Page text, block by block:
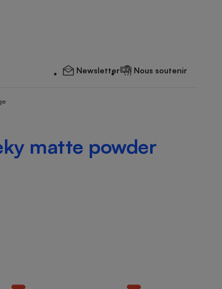
Newsletter Nous soutenir
matte powder